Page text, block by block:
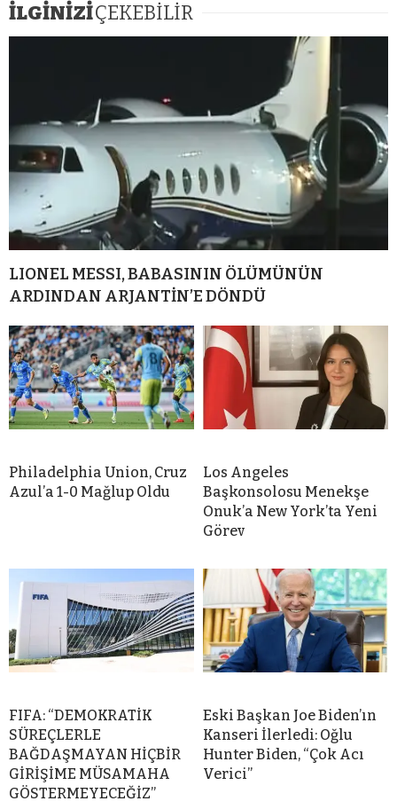
İLGİNİZİÇEKEBİLİR
LIONEL MESSI, BABASININ ÖLÜMÜNÜN
ARDINDAN ARJANTİN’E DÖNDÜ
Philadelphia Union, Cruz
Azul’a 1-0 Mağlup Oldu
Los Angeles
Başkonsolosu Menekşe
Onuk’a New York’ta Yeni
Görev
FIFA: “DEMOKRATİK
SÜREÇLERLE
BAĞDAŞMAYAN HİÇBİR
GİRİŞİME MÜSAMAHA
GÖSTERMEYECEĞİZ”
Eski Başkan Joe Biden’ın
Kanseri İlerledi: Oğlu
Hunter Biden, “Çok Acı
Verici”